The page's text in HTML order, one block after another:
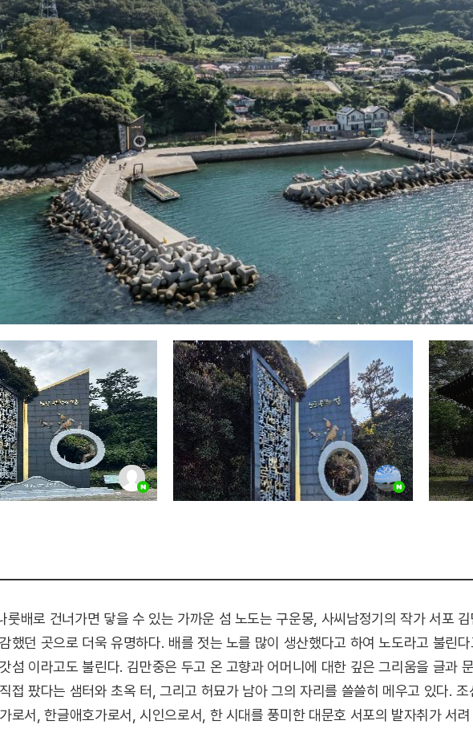
룻배로 건너가면 닿을 수 있는 가까운 섬 노도는 구운몽, 사씨남정기의 작가 서포
했던 곳으로 더욱 유명하다. 배를 젓는 노를 많이 생산했다고 하여 노도라고 불린
섬 이라고도 불린다. 김만중은 두고 온 고향과 어머니에 대한 깊은 그리움을 글과
접 팠다는 샘터와 초옥 터, 그리고 허묘가 남아 그의 자리를 쓸쓸히 메우고 있다.
로서, 한글애호가로서, 시인으로서, 한 시대를 풍미한 대문호 서포의 발자취가 서